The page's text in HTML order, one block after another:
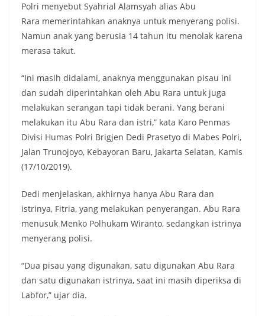
Polri menyebut Syahrial Alamsyah alias Abu
Rara memerintahkan anaknya untuk menyerang polisi.
Namun anak yang berusia 14 tahun itu menolak karena
merasa takut.
“Ini masih didalami, anaknya menggunakan pisau ini
dan sudah diperintahkan oleh Abu Rara untuk juga
melakukan serangan tapi tidak berani. Yang berani
melakukan itu Abu Rara dan istri,” kata Karo Penmas
Divisi Humas Polri Brigjen Dedi Prasetyo di Mabes Polri,
Jalan Trunojoyo, Kebayoran Baru, Jakarta Selatan, Kamis
(17/10/2019).
Dedi menjelaskan, akhirnya hanya Abu Rara dan
istrinya, Fitria, yang melakukan penyerangan. Abu Rara
menusuk Menko Polhukam Wiranto, sedangkan istrinya
menyerang polisi.
“Dua pisau yang digunakan, satu digunakan Abu Rara
dan satu digunakan istrinya, saat ini masih diperiksa di
Labfor,” ujar dia.